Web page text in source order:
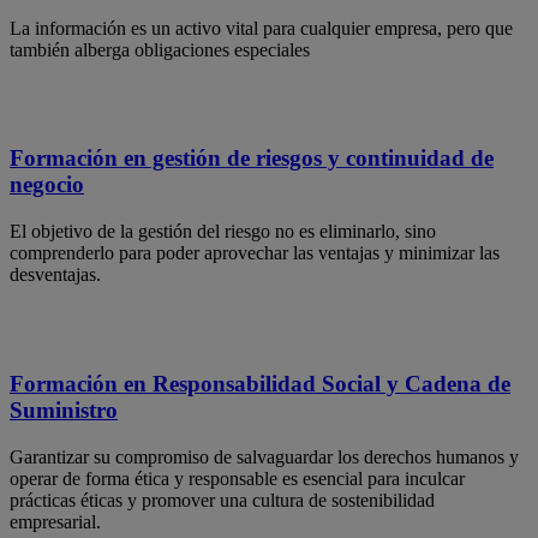
La información es un activo vital para cualquier empresa, pero que
también alberga obligaciones especiales
Formación en gestión de riesgos y continuidad de
negocio
El objetivo de la gestión del riesgo no es eliminarlo, sino
comprenderlo para poder aprovechar las ventajas y minimizar las
desventajas.
Formación en Responsabilidad Social y Cadena de
Suministro
Garantizar su compromiso de salvaguardar los derechos humanos y
operar de forma ética y responsable es esencial para inculcar
prácticas éticas y promover una cultura de sostenibilidad
empresarial.